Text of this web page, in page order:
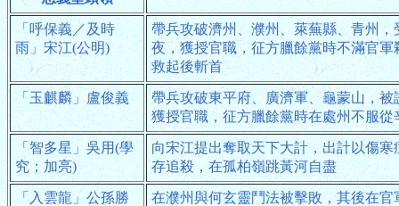
「呼保義／及時
雨」宋江(公明)
帶兵攻破濟州、濮州、萊蕪縣、青州
夜，獲授官職，征方臘餘黨時不滿官
救起後斬首
「玉麒麟」盧俊義
帶兵攻破東平府、廣濟軍、龜蒙山，
獲授官職，征方臘餘黨時在處州不服
「智多星」吳用(學
究；加亮)
向宋江提出奪取天下大計，出計以傷
存追殺，在孤柏嶺跳黃河自盡
「入雲龍」公孫勝
在濮州與何玄靈鬥法被擊敗，其後在